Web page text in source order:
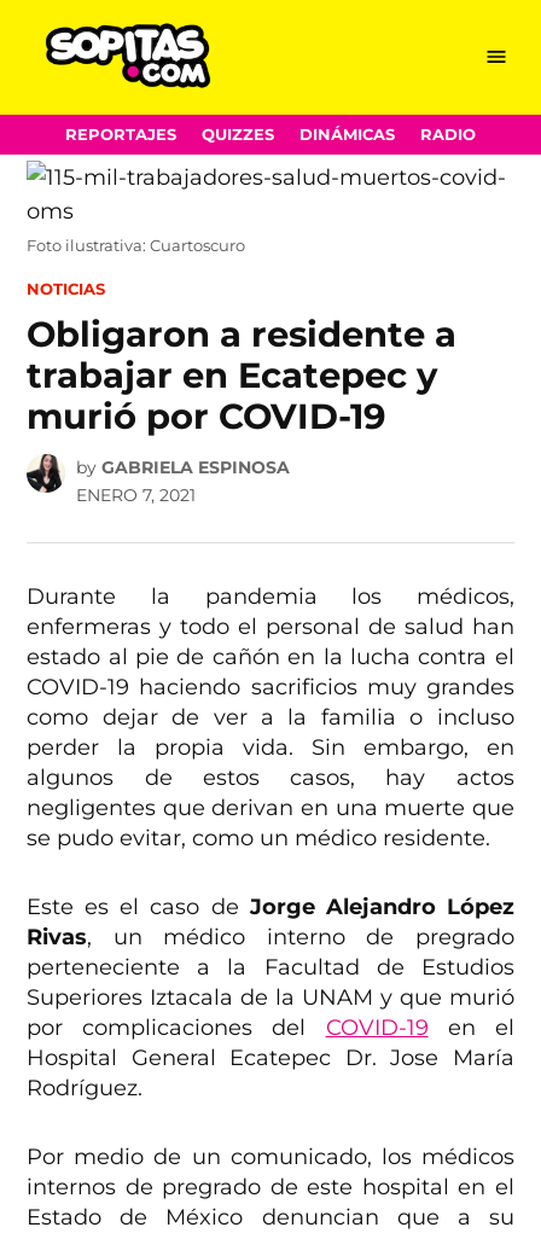
Skip
to
content
Menu
REPORTAJES QUIZZES DINÁMICAS RADIO
Foto ilustrativa: Cuartoscuro
POSTED
NOTICIAS
Obligaron a residente a
trabajar en Ecatepec y
murió por COVID-19
by GABRIELA ESPINOSA
ENERO 7, 2021
Durante la pandemia los médicos,
enfermeras y todo el personal de salud han
estado al pie de cañón en la lucha contra el
COVID-19 haciendo sacrificios muy grandes
como dejar de ver a la familia o incluso
perder la propia vida. Sin embargo, en
algunos de estos casos, hay actos
negligentes que derivan en una muerte que
se pudo evitar, como un médico residente.
Este es el caso de Jorge Alejandro López
Rivas, un médico interno de pregrado
perteneciente a la Facultad de Estudios
Superiores Iztacala de la UNAM y que murió
por complicaciones del COVID-19 en el
Hospital General Ecatepec Dr. Jose María
Rodríguez.
Por medio de un comunicado, los médicos
internos de pregrado de este hospital en el
Estado de México denuncian que a su